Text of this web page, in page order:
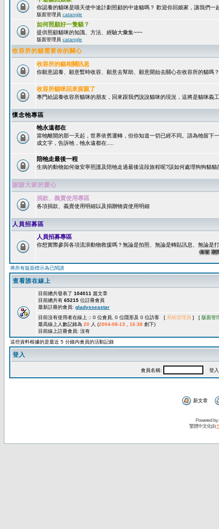
你認養的貓咪是喵天使中途計劃照顧的中途貓嗎？ 歡迎你回娘家，讓我們一
版面管理員 catangle
如何照顧好一隻貓？
提供照顧貓咪的知識、方法、經驗大彙集~~~
版面管理員 catangle
收容所的貓需要你的關心
收容所的貓相關訊息
你願意認養、願意暫時收容、願意去幫助、願意開始去關心在收容所的貓嗎？
收容所貓咪回來探親了
專門給認養收容所貓咪的朋友，回來跟我們說說貓咪的現況，這將是貓咪義
懷念牠專區
牠永遠都在
當牠離開的那一天起，世界依舊運轉，但你知道一切已經不同。請為牠留下
成文字，告訴牠，牠永遠都在.....
陪牠走最後一程
生病的動物如何做安寧照護及陪牠走過最後這段旅程呢?該如何處理狗狗貓貓
謝謝大家的愛心
捐款、義賣使用專區
各項捐款、義賣使用明細以及捐贈物資使用明細
人員招募區
人員招募專區
你想實際參與各項流浪動物救援嗎？無論是拍照、無論是轉貼訊息、無論是
保留期限：
將所有版面標示為已閱讀
查看誰在線上
目前總共發表了 104011 篇文章
目前總共有 65215 位註冊會員
最新註冊的會員: gladysseastar
目前沒有使用者在線上 :: 0 位會員, 0 位隱形及 0 位訪客 [ 系統管理員 ] [ 版面管
最高線上人數記錄為 20 人 (2004-08-13 , 16:38 創下)
目前線上註冊會員: 沒有
這些資料根據的是最近 5 分鐘內會員的活動記錄
登入
會員名稱: 登入
新文章
Powered by
繁體中文化由